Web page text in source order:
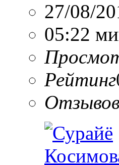
27/08/
05:22
Рейтинг